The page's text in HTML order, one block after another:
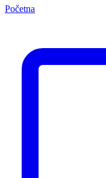
Početna